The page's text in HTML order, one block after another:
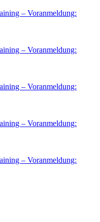
– Voranmeldung:
– Voranmeldung:
– Voranmeldung:
– Voranmeldung:
– Voranmeldung: